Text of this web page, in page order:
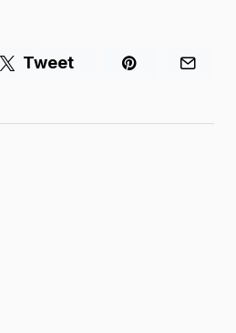
Tweet